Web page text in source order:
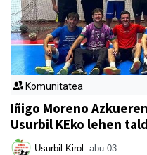
Komunitatea
Iñigo Moreno
Usurbil KEko lehen
Usurbil Kirol abu 03